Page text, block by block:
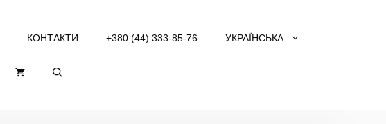
КОНТАКТИ +380 (44) 333-85-76 УКРАЇНСЬКА